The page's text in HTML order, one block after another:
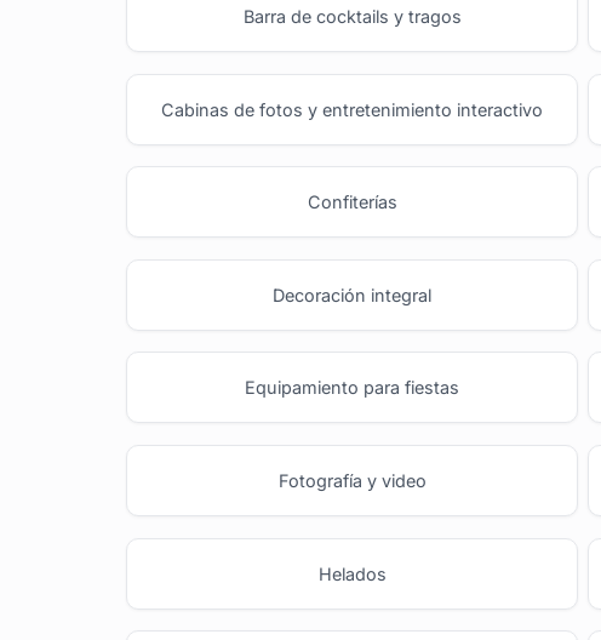
Barra de cocktails y tragos
Cabinas de fotos y entretenimiento interactivo
Confiterías
Decoración integral
Equipamiento para fiestas
Fotografía y video
Helados